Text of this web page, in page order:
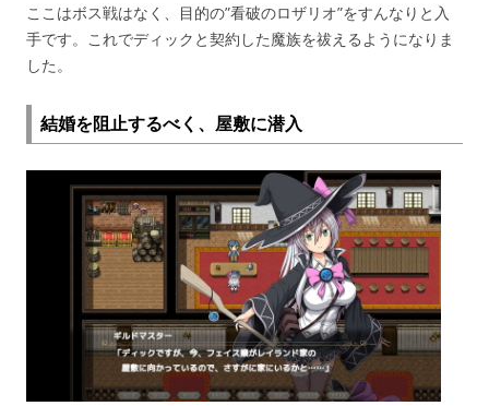
ここはボス戦はなく、目的の”看破のロザリオ”をすんなりと入
手です。これでディックと契約した魔族を祓えるようになりま
した。
結婚を阻止するべく、屋敷に潜入